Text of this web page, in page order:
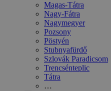
Magas-Tátra
Nagy-Fátra
Nagymegyer
Pozsony
Pöstyén
Stubnyafürdő
Szlovák Paradicsom
Trencsénteplic
Tátra
…